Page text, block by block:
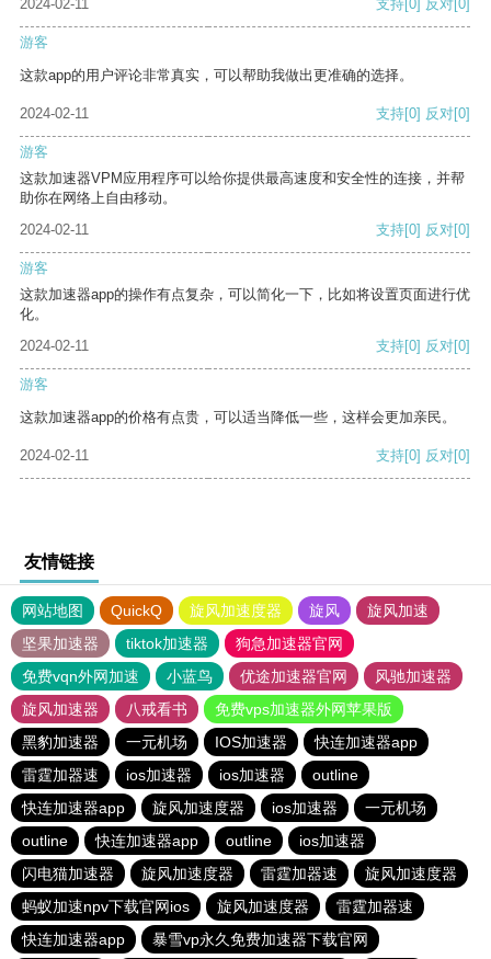
2024-02-11 支持[0] 反对[0]
游客
这款app的用户评论非常真实，可以帮助我做出更准确的选择。
2024-02-11 支持[0] 反对[0]
游客
这款加速器VPM应用程序可以给你提供最高速度和安全性的连接，并帮
助你在网络上自由移动。
2024-02-11
支持[0] 反对[0]
游客
这款加速器app的操作有点复杂，可以简化一下，比如将设置页面进行优
化。
2024-02-11
支持[0] 反对[0]
游客
这款加速器app的价格有点贵，可以适当降低一些，这样会更加亲民。
2024-02-11 支持[0] 反对[0]
友情链接
网站地图 QuickQ 旋风加速度器 旋风
旋风加速
坚果加速器
tiktok加速器
狗急加速器官网
免费vqn外网加速
小蓝鸟 优途加速器官网
风驰加速器
旋风加速器
八戒看书
免费vps加速器外网苹果版
黑豹加速器
一元机场 IOS加速器
快连加速器app
雷霆加器速
ios加速器 ios加速器
outline
快连加速器app
旋风加速度器 ios加速器
一元机场
outline
快连加速器app outline
ios加速器
闪电猫加速器
旋风加速度器 雷霆加器速
旋风加速度器
蚂蚁加速npv下载官网ios
旋风加速度器
雷霆加器速
快连加速器app
暴雪vp永久免费加速器下载官网